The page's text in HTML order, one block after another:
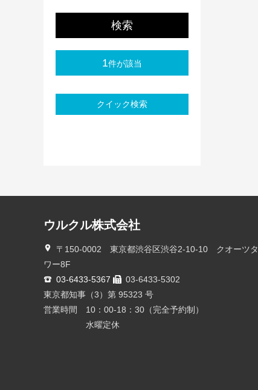
検索
1件が該当
クイック検索
ウルクル株式会社
〒150-0002 東京都渋谷区渋谷2-10-10 クオーツタ
ワー8F
03-6433-5367
03-6433-5302
東京都知事（3）第 95323 号
営業時間 10：00-18：30（完全予約制）
水曜定休